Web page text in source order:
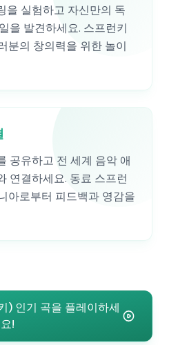
을 실험하고 자신만의 독
을 발견하세요. 스프런키
분의 창의력을 위한 놀이
공유하고 전 세계 음악 애
연결하세요. 동료 스프런
아로부터 피드백과 영감을
) 인기 곡을 플레이하세
요!